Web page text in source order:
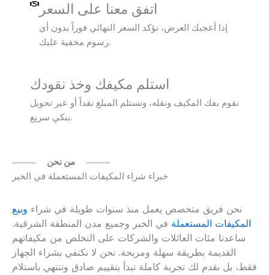
اتفق معنا على السعر
إذا أعجبك العرض، نؤكد السعر النهائي فوراً بدون أي
رسوم مخفية عليك.
استلم مكيفك وخذ نقودك
نقوم بفك المكيف ونقله، وتستلم المبلغ نقداً أو عبر تحويل
بنكي سريع.
خبراء شراء المكيفات المستعملة في الخبر
نحن فريق متخصص يعمل منذ سنوات طويلة في شراء وبيع
المكيفات المستعملة في الخبر وجميع مدن المنطقة الشرقية.
ساعدنا مئات العائلات والشركات على التخلص من مكيفاتهم
القديمة بطريقة سهلة ومربحة. نحن لا نكتفي بشراء الجهاز
فقط، بل نقدم لك تجربة كاملة تبدأ بتقييم صادق وتنتهي باستلام